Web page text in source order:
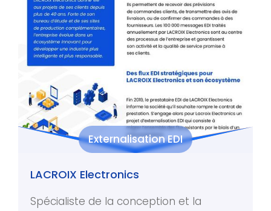
Externalisation EDI
LACROIX Electronics
Spécialiste de la conception et la